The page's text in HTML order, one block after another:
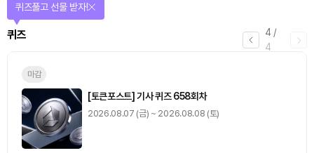
1/
미션
매일 미션을 완료하고 보상을 획득!
기사 스탬프